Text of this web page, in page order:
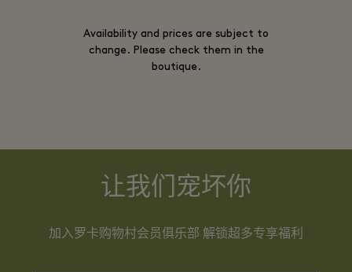
Availability and prices are subject to
change. Please check them in the
boutique.
让我们宠坏你
加入罗卡购物村会员俱乐部 解锁超多专享福利